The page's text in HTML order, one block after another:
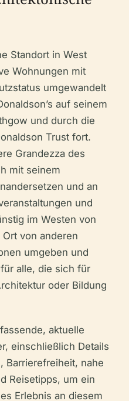
Standort in West
Wohnungen mit
umgewandelt
auf seinem
und durch die
Trust fort.
Grandezza des
mit seinem
und an
und
im Westen von
von anderen
umgeben und
alle, die sich für
oder Bildung
aktuelle
einschließlich Details
Barrierefreiheit, nahe
Reisetipps, um ein
Erlebnis an diesem